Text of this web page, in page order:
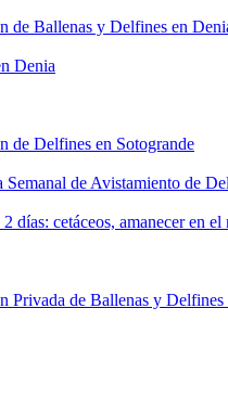
de Ballenas y Delfines en
Denia
de Delfines en Sotogrande
Semanal de Avistamiento de
2 días: cetáceos, amanecer en
Privada de Ballenas y Delfines